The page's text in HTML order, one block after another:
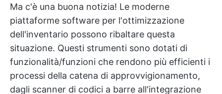
Ma c'è una buona notizia! Le moderne
piattaforme software per l'ottimizzazione
dell'inventario possono ribaltare questa
situazione. Questi strumenti sono dotati di
funzionalità/funzioni che rendono più efficienti i
processi della catena di approvvigionamento,
dagli scanner di codici a barre all'integrazione